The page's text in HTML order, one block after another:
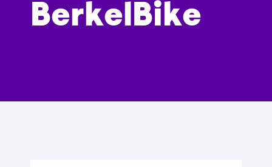
BerkelBike